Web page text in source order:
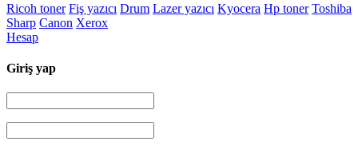
Ricoh toner Fiş yazıcı Drum Lazer yazıcı Kyocera Hp toner Toshiba
Sharp Canon Xerox
Hesap
Giriş yap